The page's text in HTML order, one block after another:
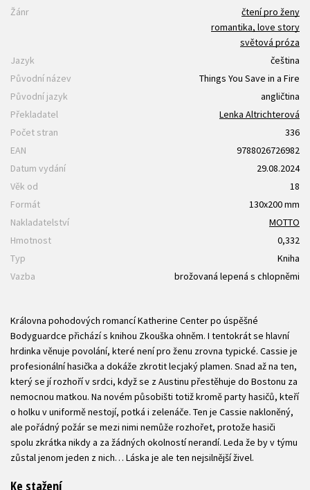
Žánr
čtení pro ženy
romantika, love story
světová próza
Jazyk
čeština
Původní název
Things You Save in a Fire
Původní jazyk
angličtina
Překladatel
Lenka Altrichterová
Počet stran
336
EAN
9788026726982
Datum vydání
29.08.2024
Věk od
18
Formát
130x200 mm
Nakladatelství
MOTTO
Hmotnost
0,332
Typ
Kniha
Vazba
brožovaná lepená s chlopněmi
Královna pohodových romancí Katherine Center po úspěšné
Bodyguardce přichází s knihou Zkouška ohněm. I tentokrát se hlavní
hrdinka věnuje povolání, které není pro ženu zrovna typické. Cassie je
profesionální hasička a dokáže zkrotit lecjaký plamen. Snad až na ten,
který se jí rozhoří v srdci, když se z Austinu přestěhuje do Bostonu za
nemocnou matkou. Na novém působišti totiž kromě party hasičů, kteří
o holku v uniformě nestojí, potká i zelenáče. Ten je Cassie nakloněný,
ale pořádný požár se mezi nimi nemůže rozhořet, protože hasiči
spolu zkrátka nikdy a za žádných okolností nerandí. Leda že by v týmu
zůstal jenom jeden z nich… Láska je ale ten nejsilnější živel.
Ke stažení